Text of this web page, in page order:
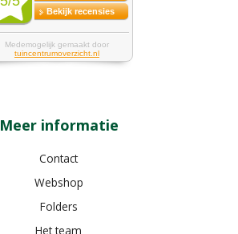
Meer informatie
Contact
Webshop
Folders
Het team